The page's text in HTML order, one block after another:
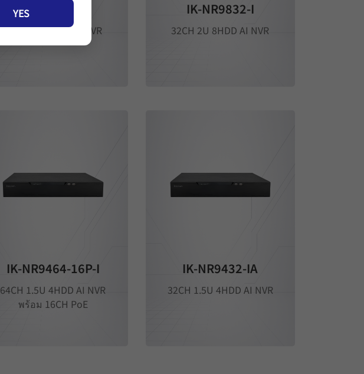
IK-NR9832-IA
32CH 2U 8HDD AI NVR
IK-NR9832-I
32CH 2U 8HDD AI NVR
IK-NR9464-16P-I
64CH 1.5U 4HDD AI NVR
พร้อม 16CH PoE
IK-NR9432-IA
32CH 1.5U 4HDD AI NVR
YES